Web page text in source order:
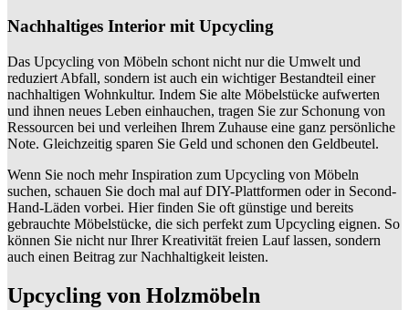
Nachhaltiges Interior mit Upcycling
Das Upcycling von Möbeln schont nicht nur die Umwelt und
reduziert Abfall, sondern ist auch ein wichtiger Bestandteil einer
nachhaltigen Wohnkultur. Indem Sie alte Möbelstücke aufwerten
und ihnen neues Leben einhauchen, tragen Sie zur Schonung von
Ressourcen bei und verleihen Ihrem Zuhause eine ganz persönliche
Note. Gleichzeitig sparen Sie Geld und schonen den Geldbeutel.
Wenn Sie noch mehr Inspiration zum Upcycling von Möbeln
suchen, schauen Sie doch mal auf DIY-Plattformen oder in Second-
Hand-Läden vorbei. Hier finden Sie oft günstige und bereits
gebrauchte Möbelstücke, die sich perfekt zum Upcycling eignen. So
können Sie nicht nur Ihrer Kreativität freien Lauf lassen, sondern
auch einen Beitrag zur Nachhaltigkeit leisten.
Upcycling von Holzmöbeln